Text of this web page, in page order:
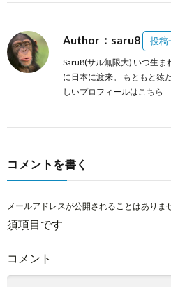
Author：saru8 投稿
Saru8(サル無限大) いつ生
に日本に渡来。 もともと猿
しいプロフィールはこちら
コメントを書く
メールアドレスが公開されることはありま
須項目です
コメント